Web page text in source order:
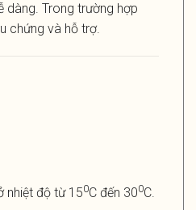
dàng. Trong trường hợp
chứng và hỗ trợ.
nhiệt độ từ 150C đến 300C.